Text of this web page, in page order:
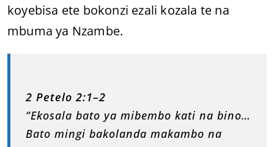
koyebisa ete bokonzi ezali kozala te na
mbuma ya Nzambe.
2 Petelo 2:1–2
“Ekosala bato ya mibembo kati na bino…
Bato mingi bakolanda makambo na